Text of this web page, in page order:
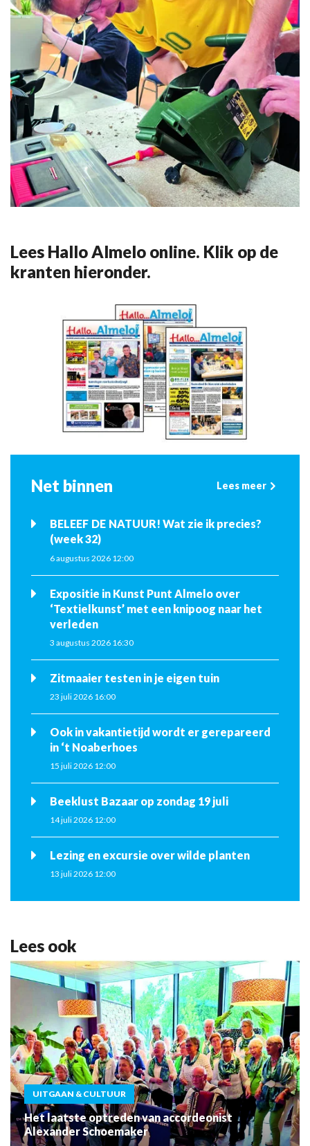
Lees Hallo Almelo online. Klik op de
kranten hieronder.
Net binnen Lees meer
BELEEF DE NATUUR! Wat zie ik precies?
(week 32)
6 augustus 2026 12:00
Expositie in Kunst Punt Almelo over
‘Textielkunst’ met een knipoog naar het
verleden
3 augustus 2026 16:30
Zitmaaier testen in je eigen tuin
23 juli 2026 16:00
Ook in vakantietijd wordt er gerepareerd
in ‘t Noaberhoes
15 juli 2026 12:00
Beeklust Bazaar op zondag 19 juli
14 juli 2026 12:00
Lezing en excursie over wilde planten
13 juli 2026 12:00
Lees ook
UITGAAN & CULTUUR
Het laatste optreden van accordeonist
Alexander Schoemaker